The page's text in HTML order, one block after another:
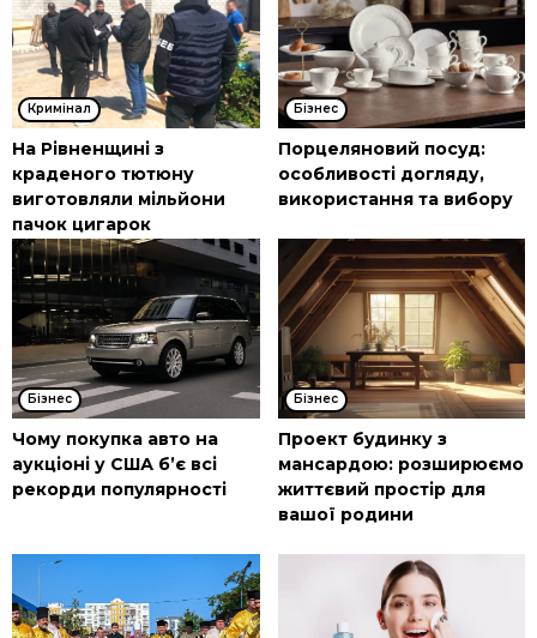
Кримінал
На Рівненщині з
краденого тютюну
виготовляли мільйони
пачок цигарок
Бізнес
Порцеляновий посуд:
особливості догляду,
використання та вибору
Бізнес
Чому покупка авто на
аукціоні у США б’є всі
рекорди популярності
Бізнес
Проект будинку з
мансардою: розширюємо
життєвий простір для
вашої родини